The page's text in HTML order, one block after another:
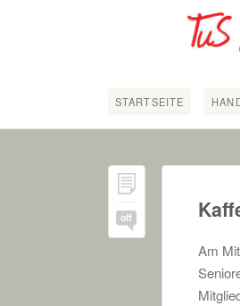
STARTSEITE
off
Am